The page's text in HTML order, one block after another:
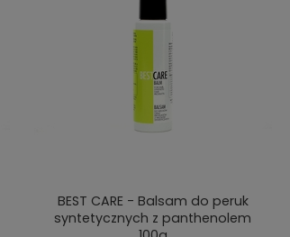
BEST CARE - Balsam do peruk
syntetycznych z panthenolem